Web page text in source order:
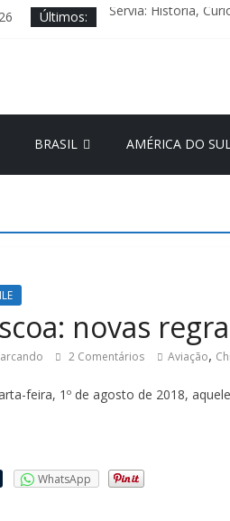
Últimos:
Sérvia: História,
BRASIL AMÉRICA DO
novas
2 Comentários Aviação,
feira, 1º de agosto de 2018,
WhatsApp